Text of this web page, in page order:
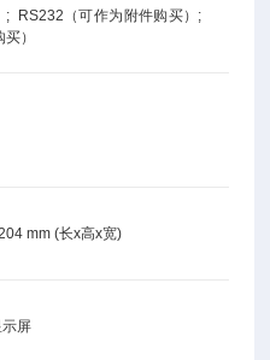
; RS232（可作为附件购买）;
）
mm (长x高x宽)
屏